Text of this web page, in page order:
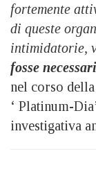
fortemente
di queste
intimidatorie,
fosse
nel corso
‘ Platinum-
investigativa